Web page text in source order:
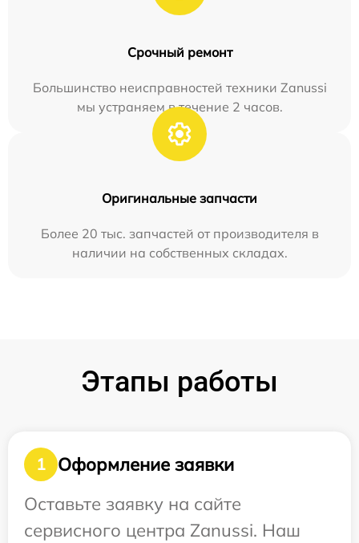
Срочный ремонт
Большинство неисправностей техники Zanussi
мы устраняем в течение 2 часов.
Оригинальные запчасти
Более 20 тыс. запчастей от производителя в
наличии на собственных складах.
Этапы работы
1
Оформление заявки
Оставьте заявку на сайте
сервисного центра Zanussi. Наш